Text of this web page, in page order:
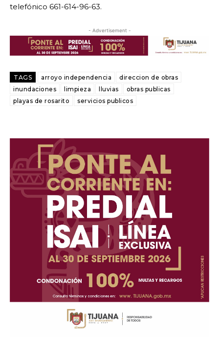
telefónico 661-614-96-63.
- Advertisement -
TAGS arroyo independencia
direccion de obras
inundaciones
limpieza lluvias
obras publicas
playas de rosarito
servicios publicos